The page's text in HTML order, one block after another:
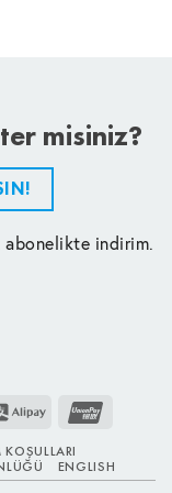
misiniz?
abonelikte indirim.
Alipay
ENGLISH